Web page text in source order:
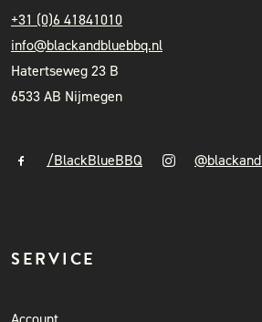
+31 (0)6 41841010
info@blackandbluebbq.nl
Hatertseweg 23 B
6533 AB Nijmegen
/BlackBlueBBQ
SERVICE